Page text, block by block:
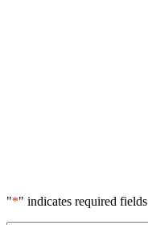
"*" indicates required fields